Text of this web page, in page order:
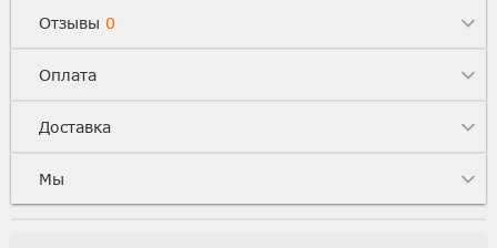
Отзывы 0
Оплата
Доставка
Мы